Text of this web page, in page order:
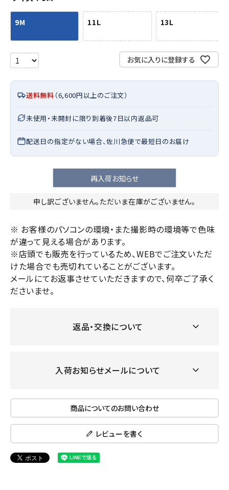
9M 11L 13L
お気に入りに登録する
送料無料 （6,600円以上のご注文）
未使用・未開封に限り到着後7日以内返品可
配送日の指定がない場合、佐川急便で最短日のお届け
再入荷お知らせ
申し訳ございません。ただいま在庫がございません。
※ お客様のパソコンの環境・また撮影時の環境等で色味
が違って見える場合があります。
※店頭でも販売を行っているため、WEBでご注文いただ
けた場合でも売切れていることがございます。
メールにてお返事させていただきますので、何卒ご了承く
ださいませ。
返品・交換について
入荷お知らせメールについて
商品についてのお問い合わせ
レビューを書く